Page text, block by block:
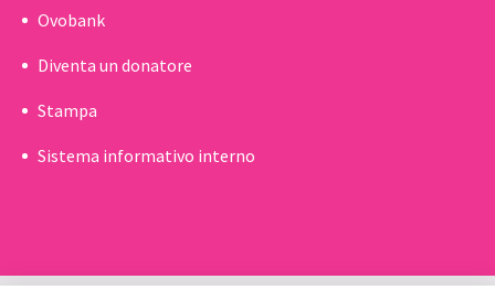
Ovobank
Diventa un donatore
Stampa
Sistema informativo interno